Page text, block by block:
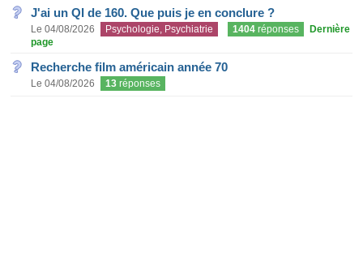
J'ai un QI de 160. Que puis je en conclure ?
Le 04/08/2026 Psychologie, Psychiatrie 1404 réponses
Dernière
page
Recherche film américain année 70
Le 04/08/2026 13 réponses